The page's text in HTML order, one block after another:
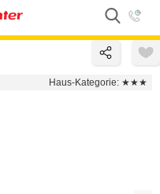
Haus-Kategorie: ★★★